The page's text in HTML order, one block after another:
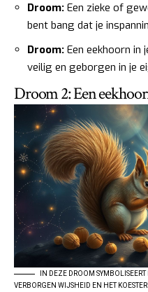
Droom: Een zieke of
bent bang dat je
Droom: Een eekhoorn in
veilig en geborgen in je
Droom 2: Een
IN DEZE DROOM
VERBORGEN WIJSHEID EN HET